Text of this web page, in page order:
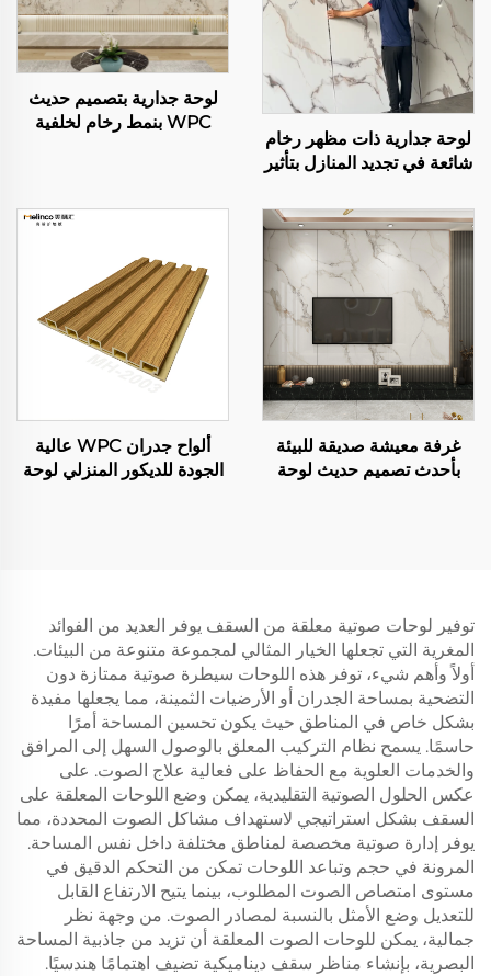
لوحة جدارية ذات مظهر رخام
شائعة في تجديد المنازل بتأثير
لوحة WPC صلبة
لوحة جدارية بتصميم حديث
WPC بنمط رخام لخلفية
غرفة معيشة صديقة للبيئة
بأحدث تصميم حديث لوحة
ألواح جدران WPC عالية
الجودة للديكور المنزلي لوحة
توفير لوحات صوتية معلقة من السقف يوفر العديد من الفوائد
المغرية التي تجعلها الخيار المثالي لمجموعة متنوعة من البيئات.
أولاً وأهم شيء، توفر هذه اللوحات سيطرة صوتية ممتازة دون
التضحية بمساحة الجدران أو الأرضيات الثمينة، مما يجعلها مفيدة
بشكل خاص في المناطق حيث يكون تحسين المساحة أمرًا
حاسمًا. يسمح نظام التركيب المعلق بالوصول السهل إلى المرافق
والخدمات العلوية مع الحفاظ على فعالية علاج الصوت. على
عكس الحلول الصوتية التقليدية، يمكن وضع اللوحات المعلقة على
السقف بشكل استراتيجي لاستهداف مشاكل الصوت المحددة، مما
يوفر إدارة صوتية مخصصة لمناطق مختلفة داخل نفس المساحة.
المرونة في حجم وتباعد اللوحات تمكن من التحكم الدقيق في
مستوى امتصاص الصوت المطلوب، بينما يتيح الارتفاع القابل
للتعديل وضع الأمثل بالنسبة لمصادر الصوت. من وجهة نظر
جمالية، يمكن للوحات الصوت المعلقة أن تزيد من جاذبية المساحة
البصرية، بإنشاء مناظر سقف ديناميكية تضيف اهتمامًا هندسيًا.